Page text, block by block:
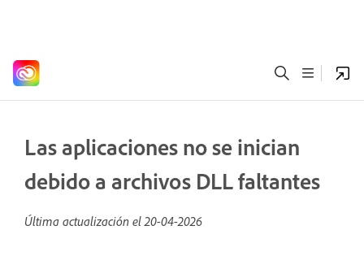
Las aplicaciones no se inician
debido a archivos DLL faltantes
Última actualización el20-04-2026